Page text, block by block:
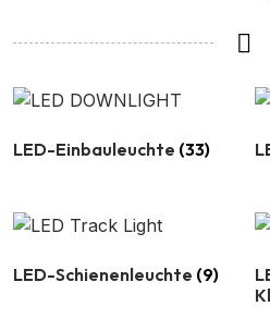
LED-Einbauleuchte (33)
LED-Schienenleuchte (9)